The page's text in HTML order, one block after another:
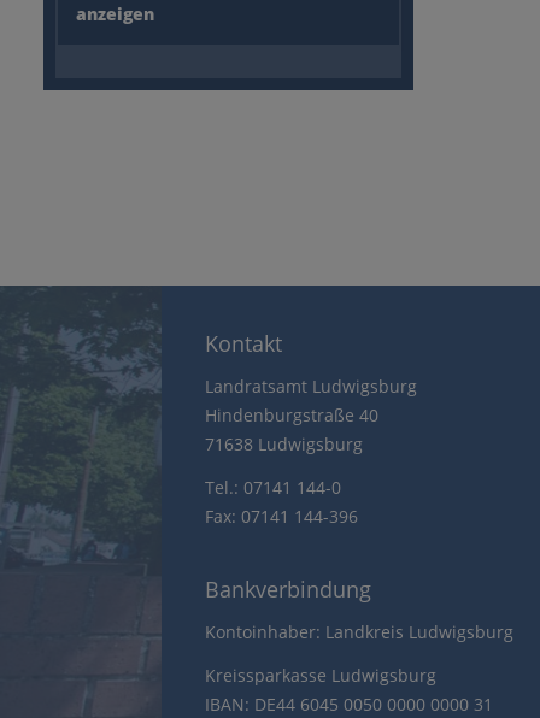
anzeigen
Kontakt
Landratsamt Ludwigsburg
Hindenburgstraße 40
71638 Ludwigsburg
Tel.: 07141 144-0
Fax: 07141 144-396
Bankverbindung
Kontoinhaber: Landkreis Ludwigsburg
Kreissparkasse Ludwigsburg
IBAN: DE44 6045 0050 0000 0000 31